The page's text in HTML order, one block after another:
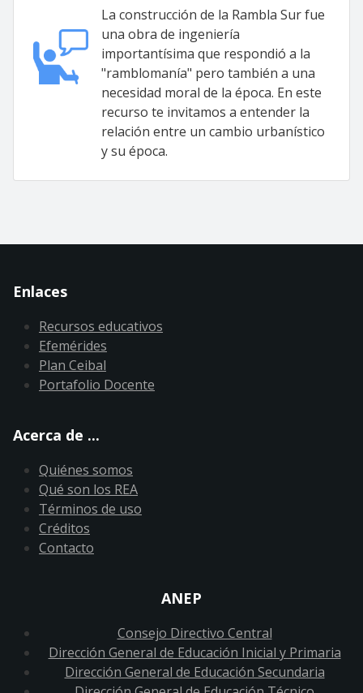
La construcción de la Rambla Sur fue
una obra de ingeniería
importantísima que respondió a la
"ramblomanía" pero también a una
necesidad moral de la época. En este
recurso te invitamos a entender la
relación entre un cambio urbanístico
y su época.
Enlaces
Recursos educativos
Efemérides
Plan Ceibal
Portafolio Docente
Acerca de ...
Quiénes somos
Qué son los REA
Términos de uso
Créditos
Contacto
ANEP
Consejo Directivo Central
Dirección General de Educación Inicial y Primaria
Dirección General de Educación Secundaria